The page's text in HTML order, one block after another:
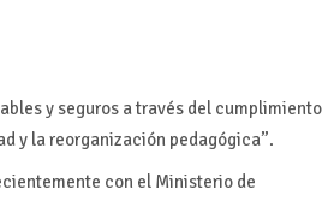
y seguros a través del cumplimiento
y la reorganización pedagógica”.
con el Ministerio de